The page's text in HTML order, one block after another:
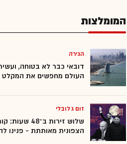
המומלצות
הגירה
דובאי כבר לא בטוחה,
העולם מחפשים את
זום גלובלי
שלוש זירות ב־48
הצפונית מאותתת - פנינו